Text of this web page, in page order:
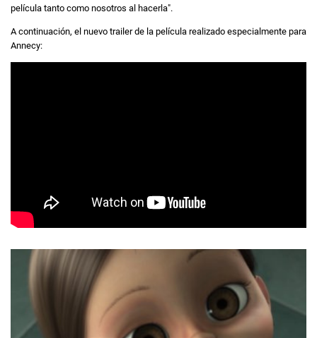
película tanto como nosotros al hacerla".
A continuación, el nuevo trailer de la película realizado especialmente para
Annecy: